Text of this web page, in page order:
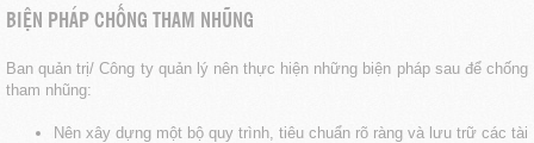
BIỆN PHÁP CHỐNG THAM NHŨNG
Ban quản trị/ Công ty quản lý nên thực hiện những biện pháp sau để chống
tham nhũng:
Nên xây dựng một bộ quy trình, tiêu chuẩn rõ ràng và lưu trữ các tài